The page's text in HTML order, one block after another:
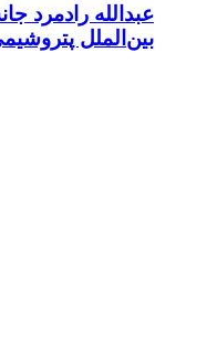
عبدالله رادمرد
بین‌الملل